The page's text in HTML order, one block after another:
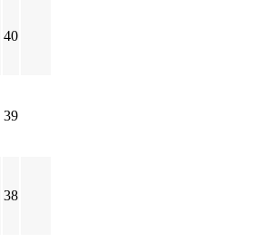
40
39
38